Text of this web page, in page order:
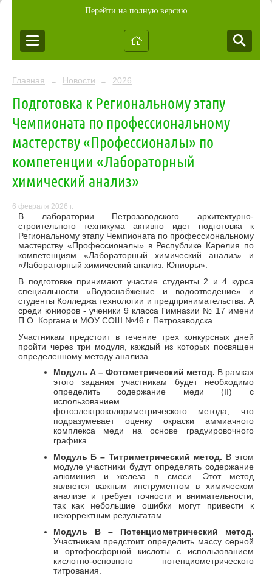
Перейти на полную версию
Главная → Новости → 2026
Подготовка к Региональному этапу
Чемпионата по профессиональному
мастерству «Профессионалы» по
компетенции «Лабораторный
химический анализ»
6 февраля 2026 г.
В лаборатории Петрозаводского архитектурно-
строительного техникума активно идет подготовка к
Региональному этапу Чемпионата по профессиональному
мастерству «Профессионалы» в Республике Карелия по
компетенциям «Лабораторный химический анализ» и
«Лабораторный химический анализ. Юниоры».
В подготовке принимают участие студенты 2 и 4 курса
специальности «Водоснабжение и водоотведение» и
студенты Колледжа технологии и предпринимательства. А
среди юниоров - ученики 9 класса Гимназии № 17 имени
П.О. Коргана и МОУ СОШ №46 г. Петрозаводска.
Участникам предстоит в течение трех конкурсных дней
пройти через три модуля, каждый из которых посвящен
определенному методу анализа.
Модуль А – Фотометрический метод. В рамках
этого задания участникам будет необходимо
определить содержание меди (II) с
использованием
фотоэлектроколориметрического метода, что
подразумевает оценку окраски аммиачного
комплекса меди на основе градуировочного
графика.
Модуль Б – Титриметрический метод. В этом
модуле участники будут определять содержание
алюминия и железа в смеси. Этот метод
является важным инструментом в химическом
анализе и требует точности и внимательности,
так как небольшие ошибки могут привести к
некорректным результатам.
Модуль В – Потенциометрический метод.
Участникам предстоит определить массу серной
и ортофосфорной кислоты с использованием
кислотно-основного потенциометрического
титрования.